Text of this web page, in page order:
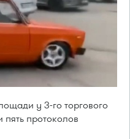
у 3-го торгового
пять протоколов